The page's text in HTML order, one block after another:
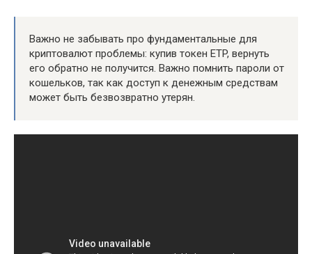
Важно не забывать про фундаментальные для
криптовалют проблемы: купив токен ETP, вернуть
его обратно не получится. Важно помнить пароли от
кошельков, так как доступ к денежным средствам
может быть безвозвратно утерян.